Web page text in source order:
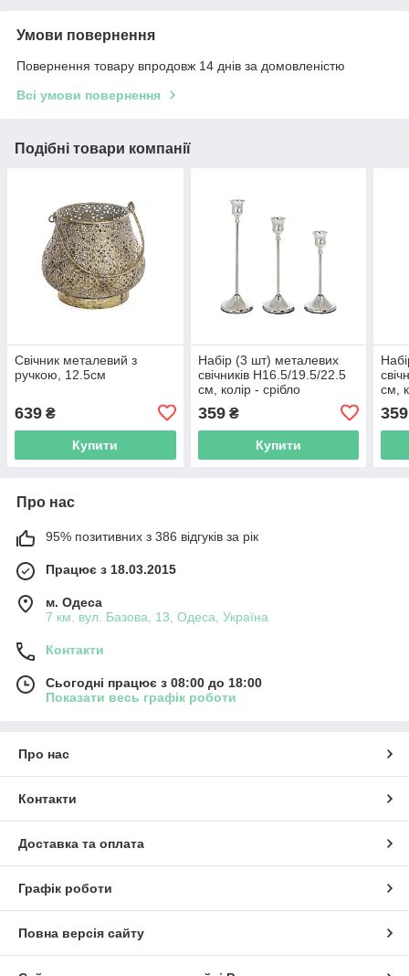
Умови повернення
Повернення товару впродовж 14 днів за домовленістю
Всі умови повернення
Подібні товари компанії
Свічник металевий з
ручкою, 12.5см
639 ₴
Купити
Набір (3 шт) металевих
свічників H16.5/19.5/22.5
см, колір - срiбло
359₴
Купити
см,
359
Про нас
95% позитивних з 386 відгуків за рік
Працює з 18.03.2015
м. Одеса
7 км. вул. Базова, 13, Одеса, Україна
Контакти
Сьогодні працює з 08:00 до 18:00
Показати весь графік роботи
Про нас
Контакти
Доставка та оплата
Графік роботи
Повна версія сайту